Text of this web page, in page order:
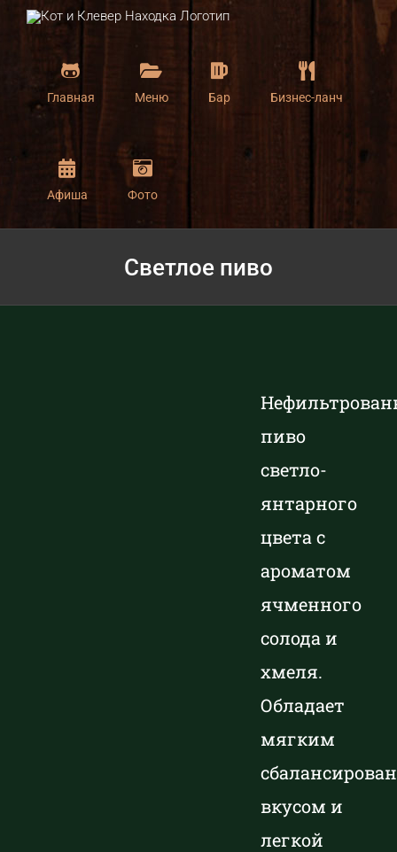
Главная Меню Бар Бизнес-ланч
Афиша Фото
Светлое пиво
пиво
светло-
янтарного
цвета с
ароматом
ячменного
солода и
хмеля.
Обладает
мягким
вкусом и
легкой